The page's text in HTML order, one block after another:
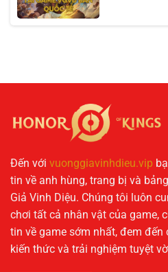
Đến với vuonggiavinhdieu.vip
tin về anh hùng, trang bị và
Giả Vinh Diệu. Chúng tôi luôn
chơi tất cả nhân vật của game,
tin về game sớm nhất, đem
kiến thức và trải nghiệm tuyệt